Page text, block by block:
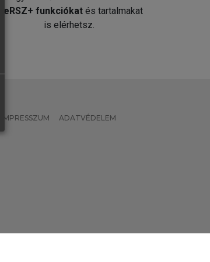
MeRSZ+ funkciókat és tartalmakat
is elérhetsz.
IMPRESSZUM ADATVÉDELEM